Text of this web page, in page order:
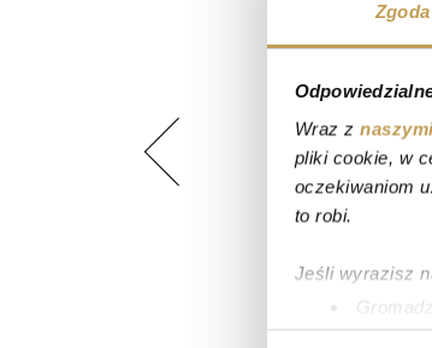
Zgoda
Wraz z
pliki cookie, w
oczekiwaniom
to robi.
Jeśli wyrazisz